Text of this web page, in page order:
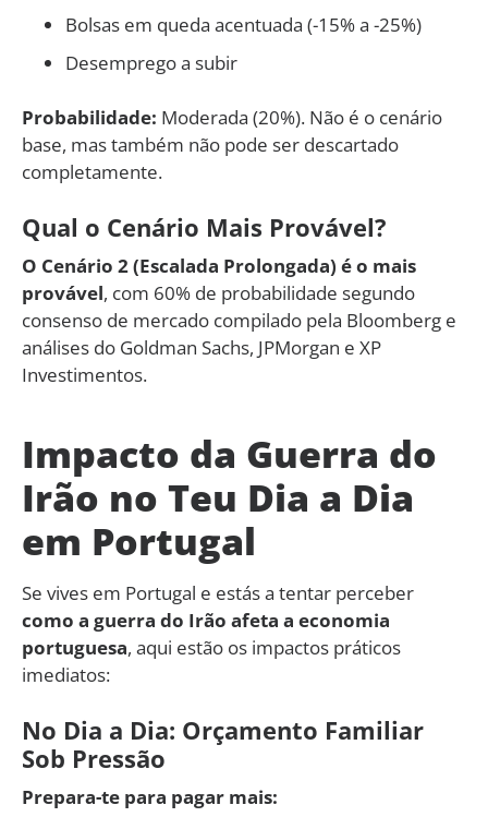
Bolsas em queda acentuada (-15% a -25%)
Desemprego a subir
Probabilidade: Moderada (20%). Não é o cenário
base, mas também não pode ser descartado
completamente.
Qual o Cenário Mais Provável?
O Cenário 2 (Escalada Prolongada) é o mais
provável, com 60% de probabilidade segundo
consenso de mercado compilado pela Bloomberg e
análises do Goldman Sachs, JPMorgan e XP
Investimentos.
Impacto da Guerra do
Irão no Teu Dia a Dia
em Portugal
Se vives em Portugal e estás a tentar perceber
como a guerra do Irão afeta a economia
portuguesa, aqui estão os impactos práticos
imediatos:
No Dia a Dia: Orçamento Familiar
Sob Pressão
Prepara-te para pagar mais: